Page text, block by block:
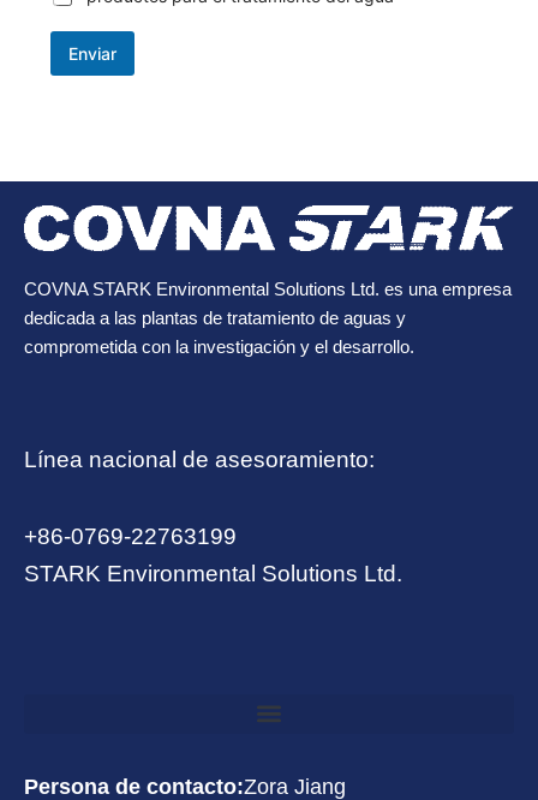
Enviar
COVNA STARK Environmental Solutions Ltd. es una empresa
dedicada a las plantas de tratamiento de aguas y
comprometida con la investigación y el desarrollo.
Línea nacional de asesoramiento:
+86-0769-22763199
STARK Environmental Solutions Ltd.
Persona de contacto:Zora Jiang